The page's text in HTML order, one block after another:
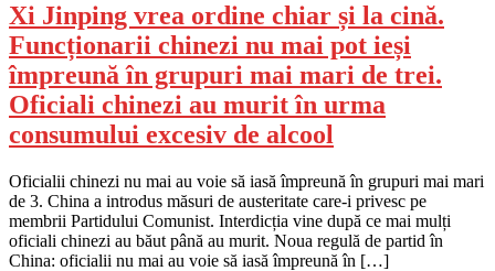
Xi Jinping vrea ordine chiar și la cină.
Funcționarii chinezi nu mai pot ieși
împreună în grupuri mai mari de trei.
Oficiali chinezi au murit în urma
consumului excesiv de alcool
Oficialii chinezi nu mai au voie să iasă împreună în grupuri mai mari
de 3. China a introdus măsuri de austeritate care-i privesc pe
membrii Partidului Comunist. Interdicția vine după ce mai mulți
oficiali chinezi au băut până au murit. Noua regulă de partid în
China: oficialii nu mai au voie să iasă împreună în […]